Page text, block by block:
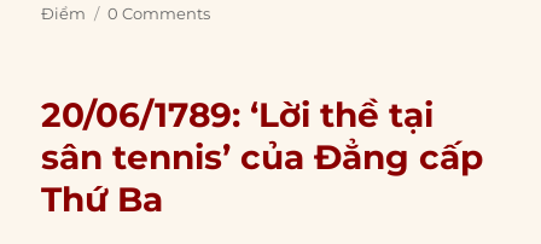
Điểm
0 Comments
20/06/1789: ‘Lời thề tại
sân tennis’ của Đẳng cấp
Thứ Ba